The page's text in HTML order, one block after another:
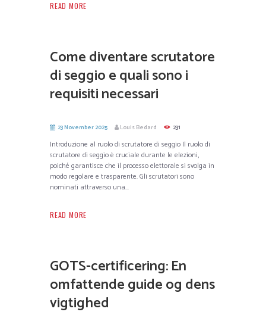
READ MORE
Come diventare scrutatore
di seggio e quali sono i
requisiti necessari
23 November 2025 Louis Bedard 231
Introduzione al ruolo di scrutatore di seggio Il ruolo di
scrutatore di seggio è cruciale durante le elezioni,
poiché garantisce che il processo elettorale si svolga in
modo regolare e trasparente. Gli scrutatori sono
nominati attraverso una...
READ MORE
GOTS-certificering: En
omfattende guide og dens
vigtighed